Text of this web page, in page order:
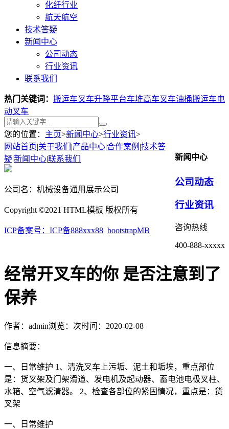
化纤行业
航天航空
技术答疑
新闻中心
公司动态
行业资讯
联系我们
热门关键词： 搬运车叉车升降平台车堆高车叉车油桶搬运车电
动叉车
您的位置： 主页>新闻中心>行业资讯>
新闻中心
公司动态
行业资讯
咨询热线
400-888-xxxxx
经常开叉车的你 是否注意到了
保养
作者：admin浏览： 次时间：2020-02-08
信息摘要：
一、日常维护 1、清洗叉车上污垢、泥土和垢埃，重点部位
是：货叉架及门架滑道、发电机及起动器、蓄电池电极叉柱、
水箱、空气滤清器。 2、检查各部位的紧固情况，重点是：货
叉架
一、日常维护
网站首页|关于我们 |产品中心|合作案例 |技术答
疑|新闻中心|联系我们
公司名：机械设备通用展示公司
Copyright ©2021 HTML模板 版权所有
ICP备案号：ICP备888xxx88 bootstrapMB